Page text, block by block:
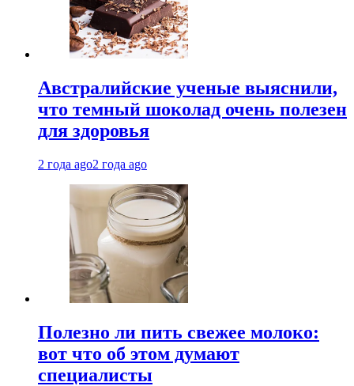
Австралийские ученые выяснили,
что темный шоколад очень полезен
для здоровья
2 года ago2 года ago
Полезно ли пить свежее молоко:
вот что об этом думают
специалисты